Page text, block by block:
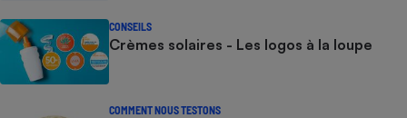
CONSEILS
Crèmes solaires - Les logos à la loupe
COMMENT NOUS TESTONS